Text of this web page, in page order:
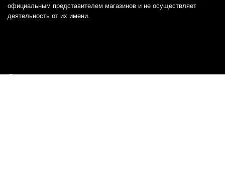
официальным представителем магазинов и не осуществляет
деятельность от их имени.
Отказ от ответственности